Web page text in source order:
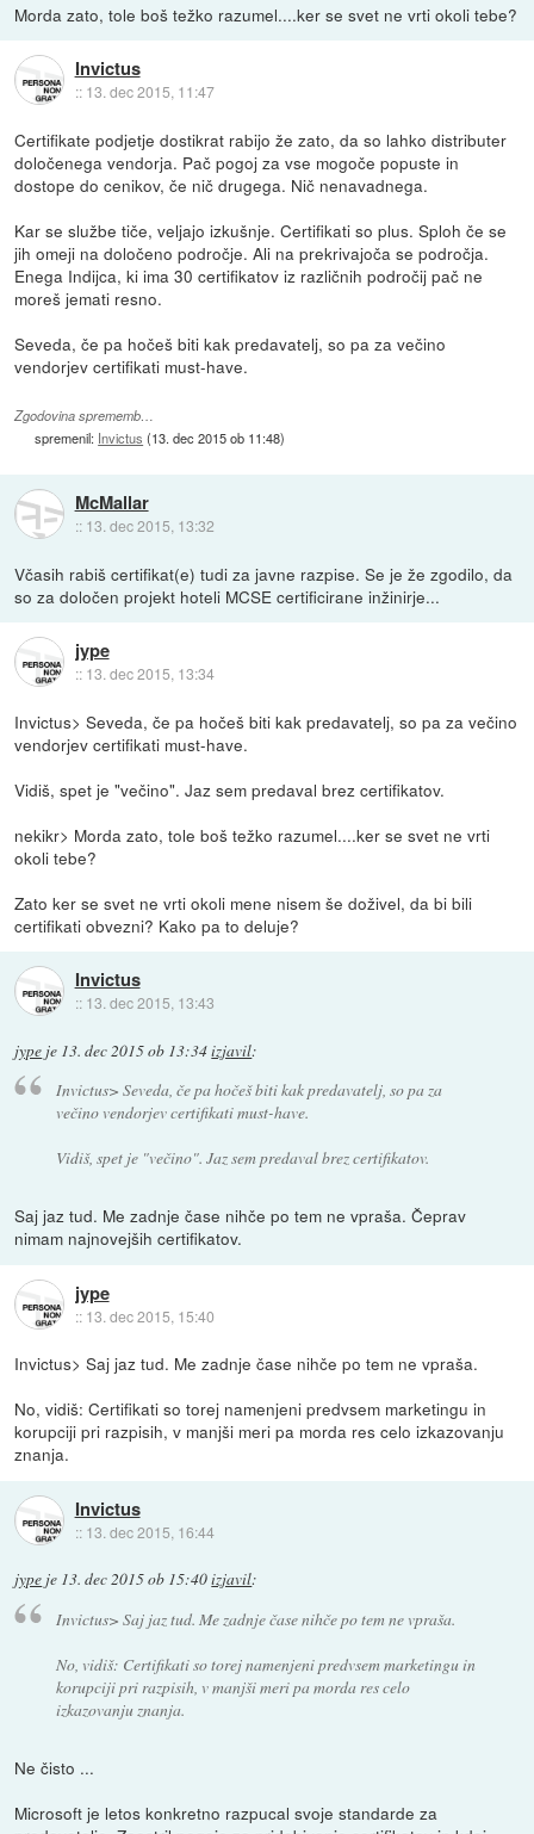
Morda zato, tole boš težko razumel....ker se svet ne vrti okoli tebe?
Invictus
:: 13. dec 2015, 11:47
Certifikate podjetje dostikrat rabijo že zato, da so lahko distributer
določenega vendorja. Pač pogoj za vse mogoče popuste in
dostope do cenikov, če nič drugega. Nič nenavadnega.
Kar se službe tiče, veljajo izkušnje. Certifikati so plus. Sploh če se
jih omeji na določeno področje. Ali na prekrivajoča se področja.
Enega Indijca, ki ima 30 certifikatov iz različnih področij pač ne
moreš jemati resno.
Seveda, če pa hočeš biti kak predavatelj, so pa za večino
vendorjev certifikati must-have.
Zgodovina sprememb…
spremenil: Invictus (13. dec 2015 ob 11:48)
McMallar
:: 13. dec 2015, 13:32
Včasih rabiš certifikat(e) tudi za javne razpise. Se je že zgodilo, da
so za določen projekt hoteli MCSE certificirane inžinirje...
jype
:: 13. dec 2015, 13:34
Invictus> Seveda, če pa hočeš biti kak predavatelj, so pa za večino
vendorjev certifikati must-have.
Vidiš, spet je "večino". Jaz sem predaval brez certifikatov.
nekikr> Morda zato, tole boš težko razumel....ker se svet ne vrti
okoli tebe?
Zato ker se svet ne vrti okoli mene nisem še doživel, da bi bili
certifikati obvezni? Kako pa to deluje?
Invictus
:: 13. dec 2015, 13:43
jype je 13. dec 2015 ob 13:34izjavil:
Invictus> Seveda, če pa hočeš biti kak predavatelj, so pa za
večino vendorjev certifikati must-have.
Vidiš, spet je "večino". Jaz sem predaval brez certifikatov.
Saj jaz tud. Me zadnje čase nihče po tem ne vpraša. Čeprav
nimam najnovejših certifikatov.
jype
:: 13. dec 2015, 15:40
Invictus> Saj jaz tud. Me zadnje čase nihče po tem ne vpraša.
No, vidiš: Certifikati so torej namenjeni predvsem marketingu in
korupciji pri razpisih, v manjši meri pa morda res celo izkazovanju
znanja.
Invictus
:: 13. dec 2015, 16:44
jype je 13. dec 2015 ob 15:40izjavil:
Invictus> Saj jaz tud. Me zadnje čase nihče po tem ne vpraša.
No, vidiš: Certifikati so torej namenjeni predvsem marketingu in
korupciji pri razpisih, v manjši meri pa morda res celo
izkazovanju znanja.
Ne čisto ...
Microsoft je letos konkretno razpucal svoje standarde za